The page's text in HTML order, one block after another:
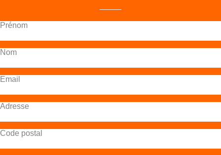
Prénom
Nom
Email
Adresse
Code postal